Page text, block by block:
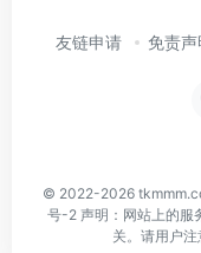
友链申请 免责声
© 2022-2026
号-2声明：网站上的服
关。请用户